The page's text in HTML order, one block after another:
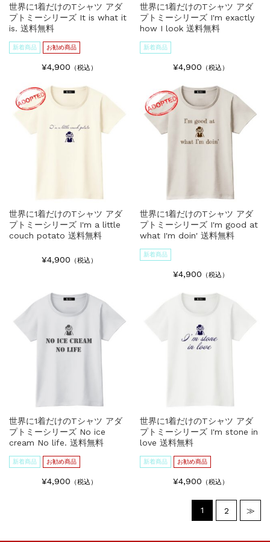
世界に1着だけのTシャツ アダ
プトミーシリーズ It is what it
is. 送料無料
新着商品 お勧め商品
¥4,900 （税込）
世界に1着だけのTシャツ アダ
プトミーシリーズ I'm exactly
how I look 送料無料
新着商品
¥4,900 （税込）
世界に1着だけのTシャツ アダ
プトミーシリーズ I'm a little
couch potato 送料無料
¥4,900 （税込）
世界に1着だけのTシャツ アダ
プトミーシリーズ I'm good at
what I'm doin' 送料無料
新着商品
¥4,900 （税込）
世界に1着だけのTシャツ アダ
プトミーシリーズ No ice
cream No life. 送料無料
新着商品 お勧め商品
¥4,900 （税込）
世界に1着だけのTシャツ アダ
プトミーシリーズ I'm stone in
love 送料無料
新着商品 お勧め商品
¥4,900 （税込）
1 2 ≫